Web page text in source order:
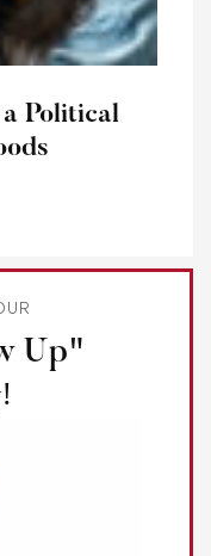
Political
Up"